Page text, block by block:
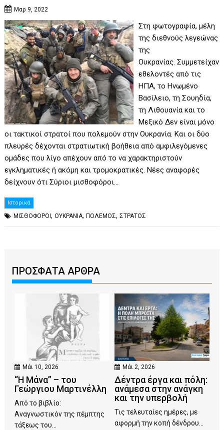
Μαρ 9, 2022
Στη φωτογραφία, μέλη
της διεθνούς λεγεώνας
της
Ουκρανίας. Συμμετείχαν
εθελοντές από τις
ΗΠΑ, το Ηνωμένο
Βασίλειο, τη Σουηδία,
τη Λιθουανία και το
Μεξικό Δεν είναι μόνο
οι τακτικοί στρατοί που πολεμούν στην Ουκρανία. Και οι δύο
πλευρές δέχονται στρατιωτική βοήθεια από αμφιλεγόμενες
ομάδες που λίγο απέχουν από το να χαρακτηριστούν
εγκληματικές ή ακόμη και τρομοκρατικές. Νέες αναφορές
δείχνουν ότι Σύριοι μισθοφόροι…
Ιστορικά
ΜΙΣΘΟΦΟΡΟΙ,ΟΥΚΡΑΝΙΑ,ΠΟΛΕΜΟΣ,ΣΤΡΑΤΟΣ
ΠΡΟΣΦΑΤΑ ΑΡΘΡΑ
Μάι 10, 2026
“Η Μάνα” – του
Γεώργιου Μαρτινέλλη
Από το βιβλίο:
Αναγνωστικόν της πέμπτης
τάξεως του...
Μάι 2, 2026
Δέντρα έργα και πόλη:
ανάμεσα στην ανάγκη
και την υπερβολή
Τις τελευταίες ημέρες, με
αφορμή την κοπή δένδρου...